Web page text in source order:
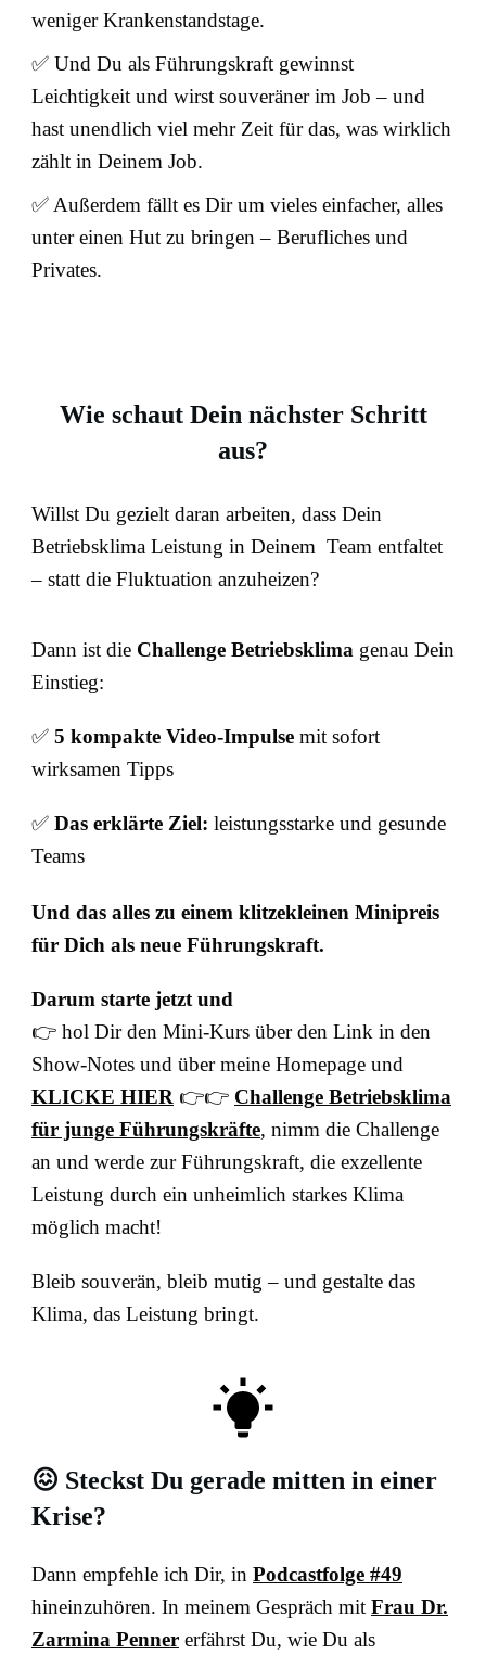
weniger Krankenstandstage.
✅ Und Du als Führungskraft gewinnst
Leichtigkeit und wirst souveräner im Job – und
hast unendlich viel mehr Zeit für das, was wirklich
zählt in Deinem Job.
✅ Außerdem fällt es Dir um vieles einfacher, alles
unter einen Hut zu bringen – Berufliches und
Privates.
Wie schaut Dein nächster Schritt
aus?
Willst Du gezielt daran arbeiten, dass Dein
Betriebsklima Leistung in Deinem Team entfaltet
– statt die Fluktuation anzuheizen?
Dann ist die Challenge Betriebsklima genau Dein
Einstieg:
✅ 5 kompakte Video-Impulse mit sofort
wirksamen Tipps
✅ Das erklärte Ziel: leistungsstarke und gesunde
Teams
Und das alles zu einem klitzekleinen Minipreis
für Dich als neue Führungskraft.
Darum starte jetzt und
👉 hol Dir den Mini-Kurs über den Link in den
Show‑Notes und über meine Homepage und
KLICKE HIER 👉👉 Challenge Betriebsklima
für junge Führungskräfte, nimm die Challenge
an und werde zur Führungskraft, die exzellente
Leistung durch ein unheimlich starkes Klima
möglich macht!
Bleib souverän, bleib mutig – und gestalte das
Klima, das Leistung bringt.
😖 Steckst Du gerade mitten in einer
Krise?
Dann empfehle ich Dir, in Podcastfolge #49
hineinzuhören. In meinem Gespräch mit Frau Dr.
Zarmina Penner erfährst Du, wie Du als